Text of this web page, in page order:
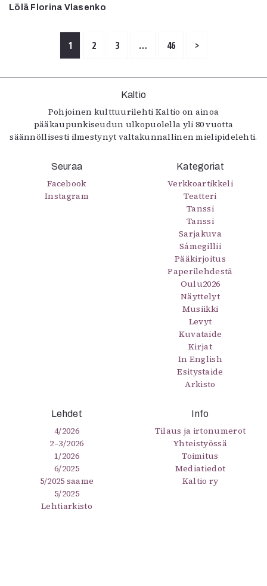
Lölä Florina Vlasenko
1 2 3 … 46 >
Kaltio
Pohjoinen kulttuurilehti Kaltio on ainoa
pääkaupunkiseudun ulkopuolella yli 80 vuotta
säännöllisesti ilmestynyt valtakunnallinen mielipidelehti.
Seuraa
Facebook
Instagram
Kategoriat
Verkkoartikkeli
Teatteri
Tanssi
Tanssi
Sarjakuva
Sámegillii
Pääkirjoitus
Paperilehdestä
Oulu2026
Näyttelyt
Musiikki
Levyt
Kuvataide
Kirjat
In English
Esitystaide
Arkisto
Lehdet
4/2026
2–3/2026
1/2026
6/2025
5/2025 saame
5/2025
Lehtiarkisto
Info
Tilaus ja irtonumerot
Yhteistyössä
Toimitus
Mediatiedot
Kaltio ry